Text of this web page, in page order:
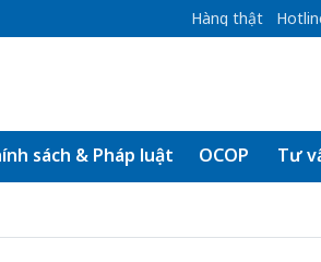
Hàng thật
sách & Pháp luật OCOP Tư